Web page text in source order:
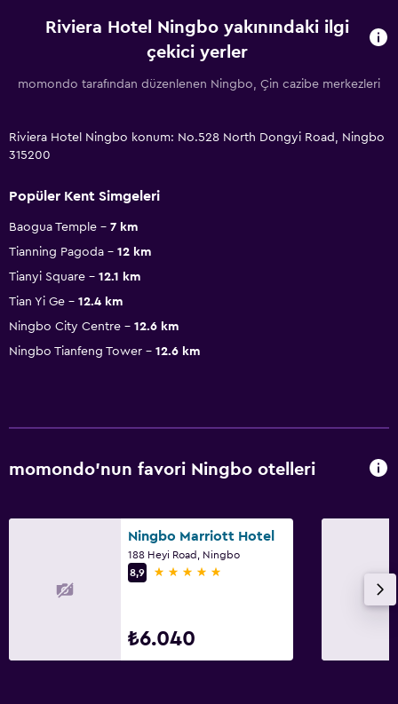
Riviera Hotel Ningbo yakınındaki ilgi
çekici yerler
momondo tarafından düzenlenen Ningbo, Çin cazibe merkezleri
Riviera Hotel Ningbo konum: No.528 North Dongyi Road, Ningbo
315200
Popüler Kent Simgeleri
Baogua Temple
7 km
Tianning Pagoda
12 km
Tianyi Square
12.1 km
Tian Yi Ge
12.4 km
Ningbo City Centre
12.6 km
Ningbo Tianfeng Tower
12.6 km
momondo'nun favori Ningbo otelleri
Ningbo Marriott Hotel
188 Heyi Road, Ningbo
8,9
5 yıldız
₺6.040